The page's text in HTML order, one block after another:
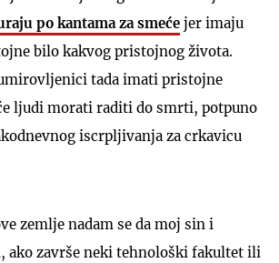
po kantama za smeće jer imaju
bilo kakvog pristojnog života.
umirovljenici tada imati pristojne
ljudi morati raditi do smrti, potpuno
iscrpljivanja za crkavicu
zemlje nadam se da moj sin i
ako završe neki tehnološki fakultet ili